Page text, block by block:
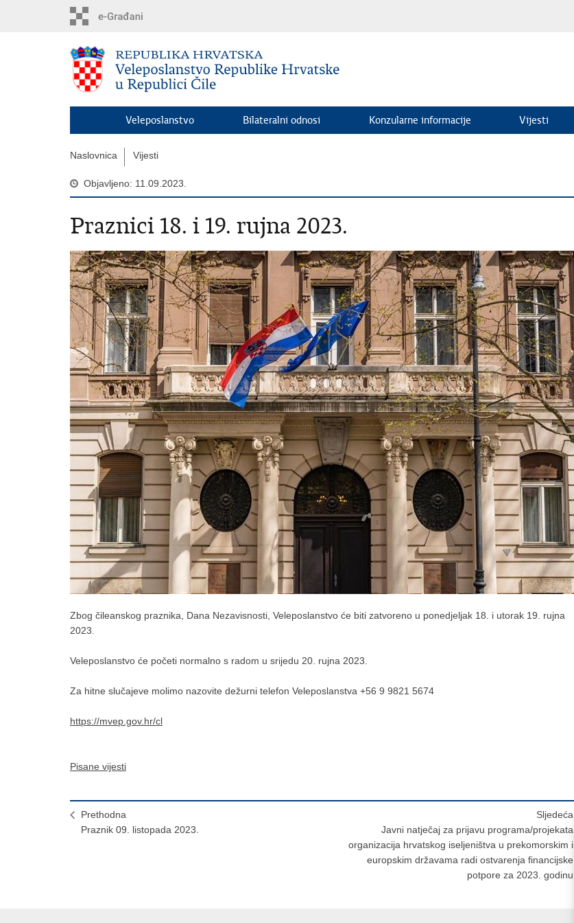
Veleposlanstvo Bilateralni odnosi Konzularne informacije Vijesti
Naslovnica Vijesti
Objavljeno: 11.09.2023.
Praznici 18. i 19. rujna 2023.
Zbog čileanskog praznika, Dana Nezavisnosti, Veleposlanstvo će biti zatvoreno u ponedjeljak 18. i utorak 19. rujna
2023.
Veleposlanstvo će početi normalno s radom u srijedu 20. rujna 2023.
Za hitne slučajeve molimo nazovite dežurni telefon Veleposlanstva +56 9 9821 5674
https://mvep.gov.hr/cl
Pisane vijesti
Prethodna
Praznik 09. listopada 2023.
Sljedeća
Javni natječaj za prijavu programa/projekata
organizacija hrvatskog iseljeništva u prekomorskim i
europskim državama radi ostvarenja financijske
potpore za 2023. godinu